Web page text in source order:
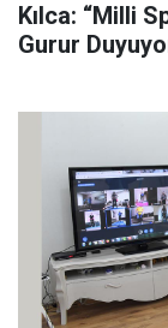
Kılca: “Milli
Gurur